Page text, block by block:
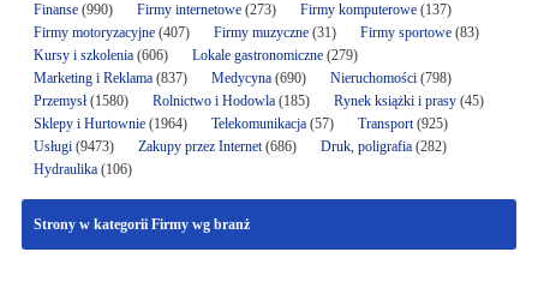
Finanse(990) Firmy internetowe (273) Firmy komputerowe(137)
Firmy motoryzacyjne(407) Firmy muzyczne(31) Firmy sportowe(83)
Kursy i szkolenia(606) Lokale gastronomiczne(279)
Marketing i Reklama(837) Medycyna(690) Nieruchomości(798)
Przemysł(1580) Rolnictwo i Hodowla(185) Rynek książki i prasy(45)
Sklepy i Hurtownie(1964) Telekomunikacja(57) Transport(925)
Usługi(9473) Zakupy przez Internet(686) Druk, poligrafia(282)
Hydraulika(106)
Strony w kategorii Firmy wg branż